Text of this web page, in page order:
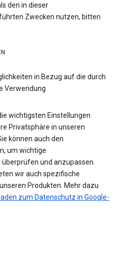
den in dieser
Zwecken nutzen, bitten
in Bezug auf die durch
Verwendung
wichtigsten Einstellungen
Privatsphäre in unseren
können auch den
um wichtige
und anzupassen.
wir auch spezifische
Produkten. Mehr dazu
zum Datenschutz in Google-